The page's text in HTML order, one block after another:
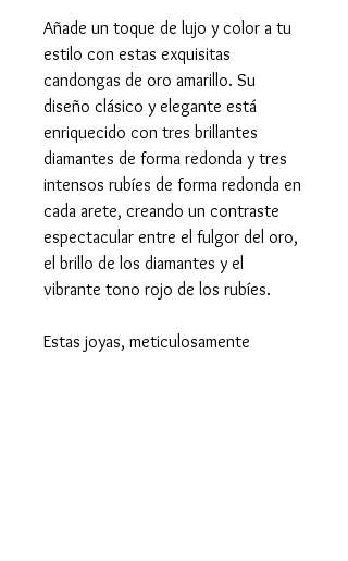
Añade un toque de lujo y color a tu
estilo con estas exquisitas
candongas de oro amarillo. Su
diseño clásico y elegante está
enriquecido con tres brillantes
diamantes de forma redonda y tres
intensos rubíes de forma redonda en
cada arete, creando un contraste
espectacular entre el fulgor del oro,
el brillo de los diamantes y el
vibrante tono rojo de los rubíes.
Estas joyas, meticulosamente